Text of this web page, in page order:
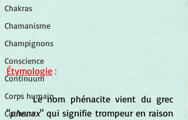
Chakras
Chamanisme
Champignons
Conscience
Continuum
Corps humain
Couleurs
Étymologie :
	Le nom phénacite vient du grec
"phenax" qui signifie trompeur en raison